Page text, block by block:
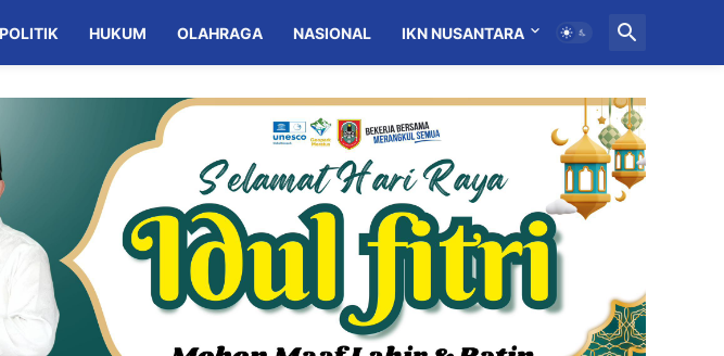
POLITIK HUKUM OLAHRAGA NASIONAL IKN NUSANTARA MITRA